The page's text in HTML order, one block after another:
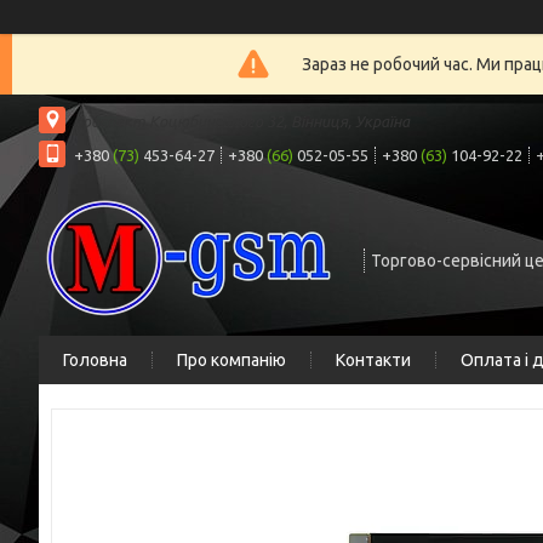
Зараз не робочий час. Ми
проспект Коцюбинського 32, Вінниця, Україна
+380(73) 453-64-27 +380(66) 052-05-55 +380 (63) 104-92-22
Торгово-сервісний
Головна Про компанію Контакти Оплата і